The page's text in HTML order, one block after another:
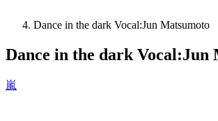
Dance in the dark Vocal:Jun Matsumoto
Dance in the dark Vocal:Jun
嵐